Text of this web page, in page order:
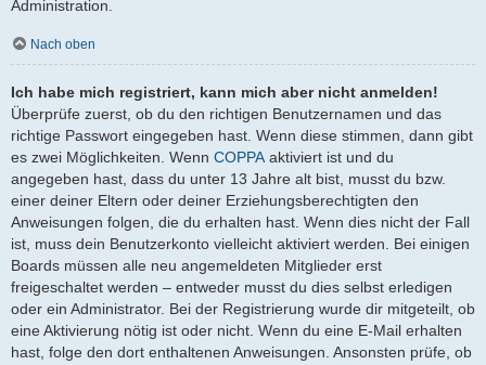
Administration.
Nach oben
Ich habe mich registriert, kann mich aber nicht anmelden!
Überprüfe zuerst, ob du den richtigen Benutzernamen und das
richtige Passwort eingegeben hast. Wenn diese stimmen, dann gibt
es zwei Möglichkeiten. Wenn COPPA aktiviert ist und du
angegeben hast, dass du unter 13 Jahre alt bist, musst du bzw.
einer deiner Eltern oder deiner Erziehungsberechtigten den
Anweisungen folgen, die du erhalten hast. Wenn dies nicht der Fall
ist, muss dein Benutzerkonto vielleicht aktiviert werden. Bei einigen
Boards müssen alle neu angemeldeten Mitglieder erst
freigeschaltet werden – entweder musst du dies selbst erledigen
oder ein Administrator. Bei der Registrierung wurde dir mitgeteilt, ob
eine Aktivierung nötig ist oder nicht. Wenn du eine E-Mail erhalten
hast, folge den dort enthaltenen Anweisungen. Ansonsten prüfe, ob